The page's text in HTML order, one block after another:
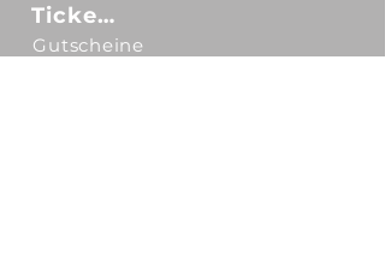
Tickets
Gutscheine